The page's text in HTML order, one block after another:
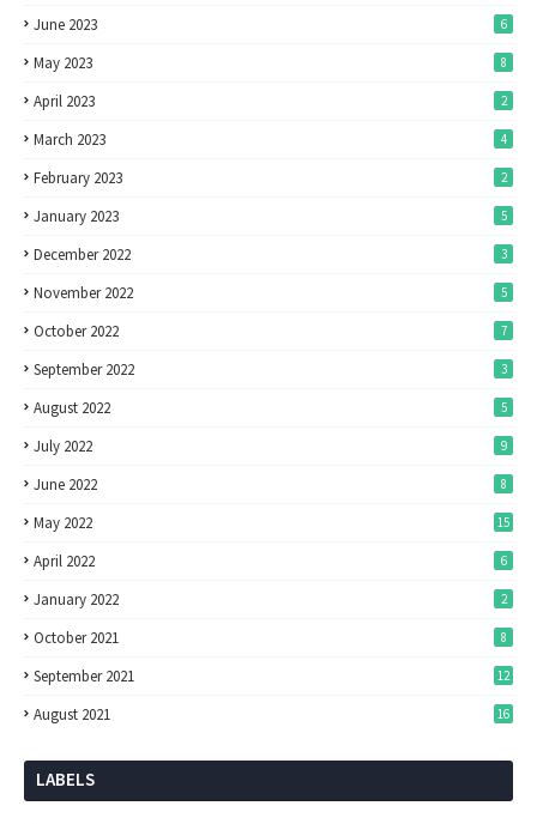
June 2023 6
May 2023 8
April 2023 2
March 2023 4
February 2023 2
January 2023 5
December 2022 3
November 2022 5
October 2022 7
September 2022 3
August 2022 5
July 2022 9
June 2022 8
May 2022 15
April 2022 6
January 2022 2
October 2021 8
September 2021 12
August 2021 16
LABELS